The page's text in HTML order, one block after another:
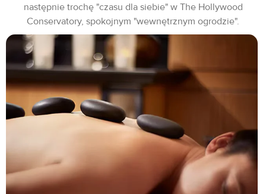
następnie trochę "czasu dla siebie" w The Hollywood
Conservatory, spokojnym "wewnętrznym ogrodzie".